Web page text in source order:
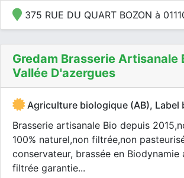
375 RUE DU QUART BOZON à
Gredam Brasserie Artisanale
Vallée D'azergues
Agriculture biologique (AB), Label
Brasserie artisanale Bio depuis
100% naturel,non filtrée,non
conservateur, brassée en Biodynamie
filtrée garantie...